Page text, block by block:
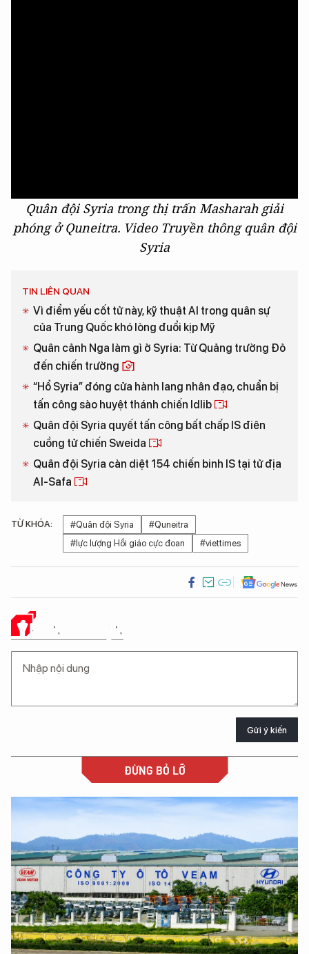
Quân đội Syria trong thị trấn Masharah giải
phóng ở Quneitra. Video Truyền thông quân đội
Syria
TIN LIÊN QUAN
Vì điểm yếu cốt tử này, kỹ thuật AI trong quân sự
của Trung Quốc khó lòng đuổi kịp Mỹ
Quân cảnh Nga làm gì ở Syria: Từ Quảng trường Đỏ
đến chiến trường
“Hổ Syria” đóng cửa hành lang nhân đạo, chuẩn bị
tấn công sào huyệt thánh chiến Idlib
Quân đội Syria quyết tấn công bất chấp IS điên
cuồng tử chiến Sweida
Quân đội Syria càn diệt 154 chiến binh IS tại tử địa
Al-Safa
TỪ KHÓA: #Quân đội Syria
#Quneitra
#lực lượng Hồi giáo cực đoan
#viettimes
Ý KIẾN CỦA BẠN
Gửi ý kiến
ĐỪNG BỎ LỠ